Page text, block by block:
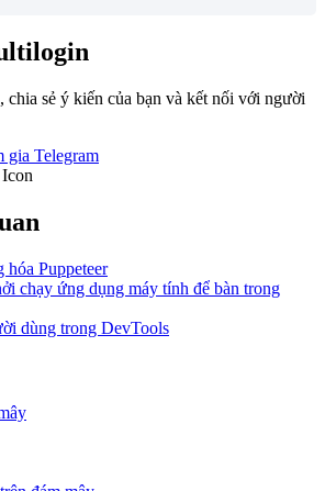
chia sẻ ý kiến của bạn và kết nối với người
gia Telegram
Puppeteer
chạy ứng dụng máy tính để bàn trong
dùng trong DevTools